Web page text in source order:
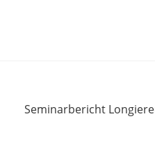
Seminarbericht